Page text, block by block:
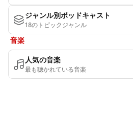
ジャンル別ポッドキャスト
18のトピックジャンル
音楽
人気の音楽
最も聴かれている音楽